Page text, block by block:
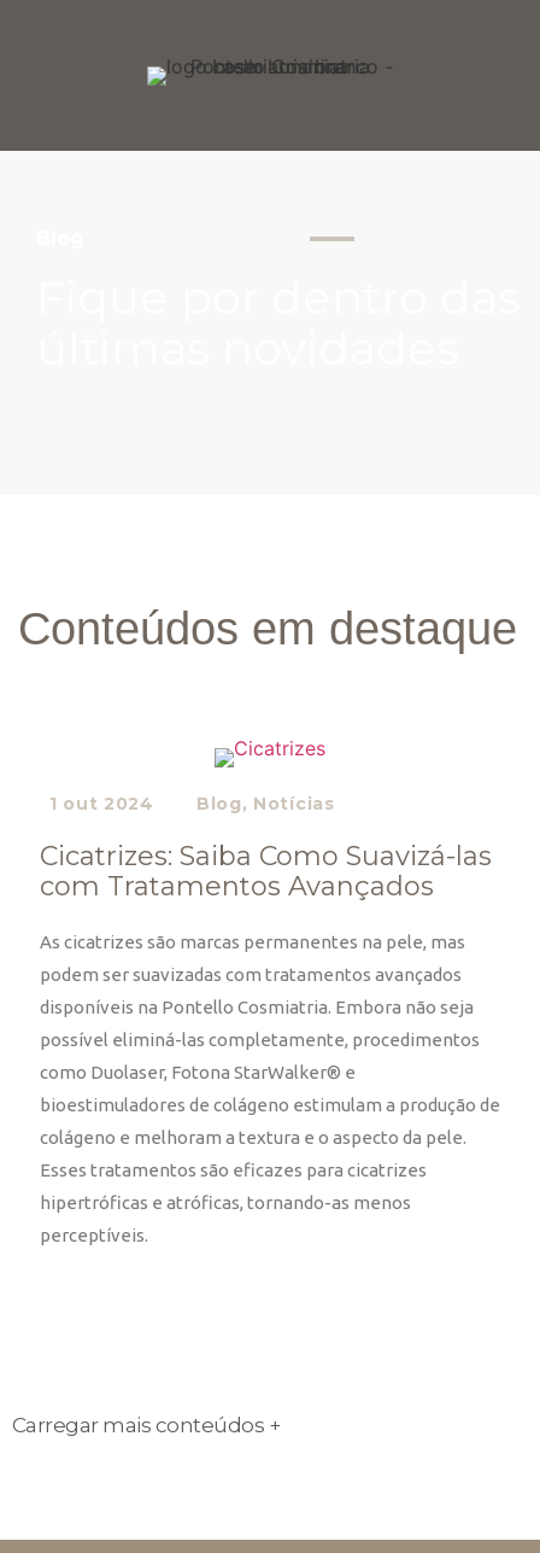
Conteúdos em destaque
1 out 2024 Blog, Notícias
Cicatrizes: Saiba Como Suavizá-las
com Tratamentos Avançados
As cicatrizes são marcas permanentes na pele, mas
podem ser suavizadas com tratamentos avançados
disponíveis na Pontello Cosmiatria. Embora não seja
possível eliminá-las completamente, procedimentos
como Duolaser, Fotona StarWalker® e
bioestimuladores de colágeno estimulam a produção de
colágeno e melhoram a textura e o aspecto da pele.
Esses tratamentos são eficazes para cicatrizes
hipertróficas e atróficas, tornando-as menos
perceptíveis.
Carregar mais conteúdos +